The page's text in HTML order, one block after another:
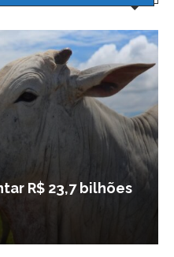
R$ 23,7 bilhões